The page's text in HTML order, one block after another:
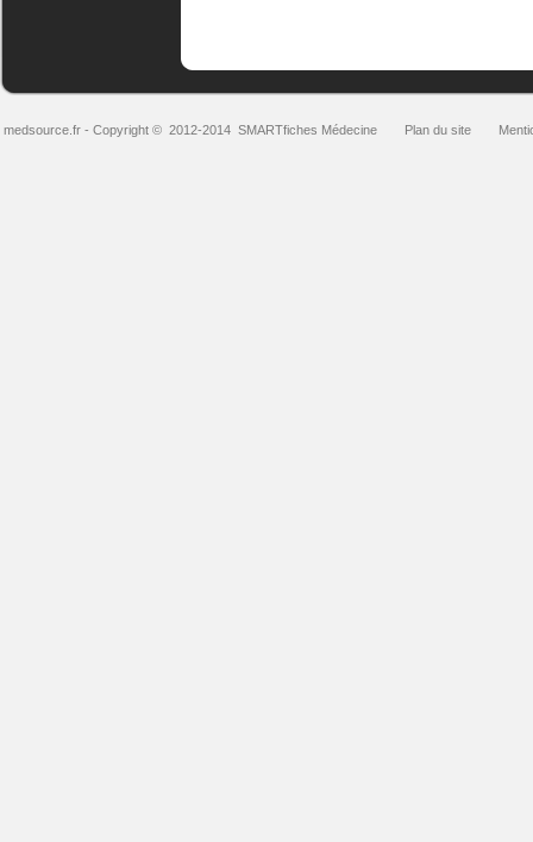
medsource.fr - Copyright © 2012-2014 SMARTfiches Médecine Plan du site